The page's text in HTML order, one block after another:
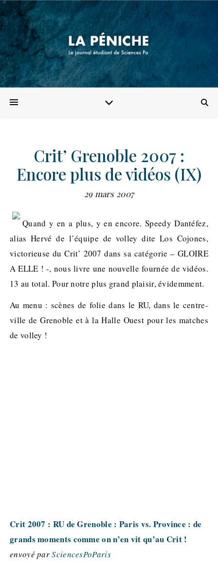
Crit’ Grenoble 2007 :
Encore plus de vidéos (IX)
29 mars 2007
Quand y en a plus, y en encore. Speedy Dantéfez,
alias Hervé de l’équipe de volley dite Los Cojones,
victorieuse du Crit’ 2007 dans sa catégorie – GLOIRE
A ELLE ! -, nous livre une nouvelle fournée de vidéos.
13 au total. Pour notre plus grand plaisir, évidemment.
Au menu : scènes de folie dans le RU, dans le centre-
ville de Grenoble et à la Halle Ouest pour les matches
de volley !
Crit 2007 : RU de Grenoble : Paris vs. Province : de
grands moments comme on n’en vit qu’au Crit !
envoyé parSciencesPoParis